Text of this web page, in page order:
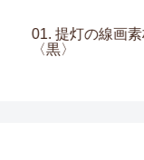
01. 提灯の線画素材